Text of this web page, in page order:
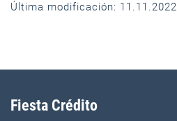
Última modificación: 11.11.2022
Fiesta Crédito